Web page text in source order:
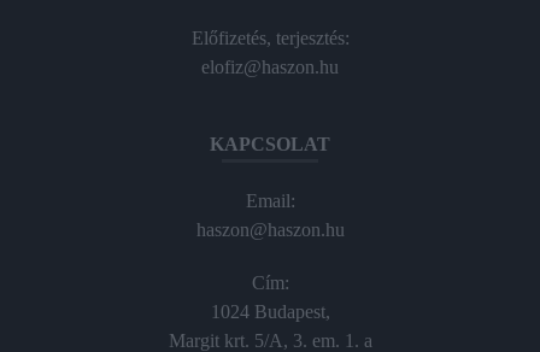
Előfizetés, terjesztés:
elofiz@haszon.hu
KAPCSOLAT
Email:
haszon@haszon.hu
Cím:
1024 Budapest,
Margit krt. 5/A, 3. em. 1. a